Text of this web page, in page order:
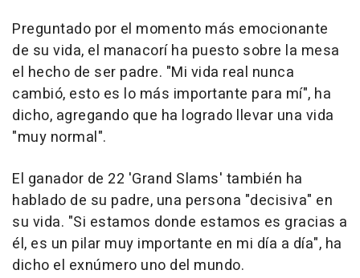
Preguntado por el momento más emocionante
de su vida, el manacorí ha puesto sobre la mesa
el hecho de ser padre. "Mi vida real nunca
cambió, esto es lo más importante para mí", ha
dicho, agregando que ha logrado llevar una vida
"muy normal".
El ganador de 22 'Grand Slams' también ha
hablado de su padre, una persona "decisiva" en
su vida. "Si estamos donde estamos es gracias a
él, es un pilar muy importante en mi día a día", ha
dicho el exnúmero uno del mundo.